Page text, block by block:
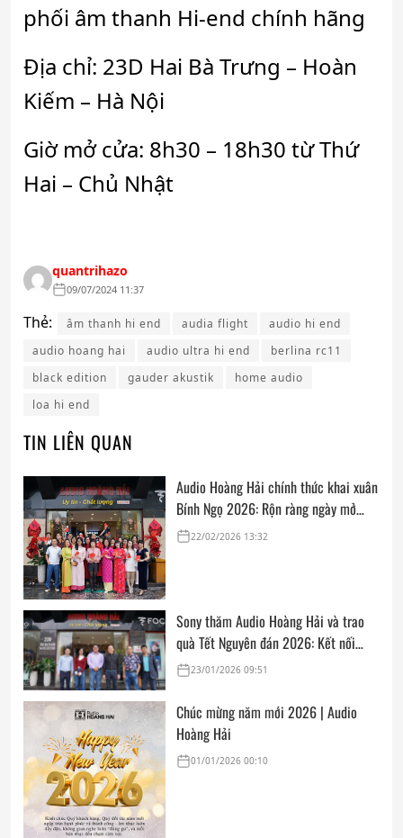
phối âm thanh Hi-end chính hãng
Địa chỉ: 23D Hai Bà Trưng – Hoàn
Kiếm – Hà Nội
Giờ mở cửa: 8h30 – 18h30 từ Thứ
Hai – Chủ Nhật
quantrihazo
09/07/2024 11:37
Thẻ: âm thanh hi end audia flight
audio hi end
audio hoang hai
audio ultra hi end
berlina rc11
black edition
gauder akustik
home audio
loa hi end
TIN LIÊN QUAN
Audio Hoàng Hải chính thức khai xuân
Bính Ngọ 2026: Rộn ràng ngày mở
cửa, trọn vẹn lời chúc đầu năm
22/02/2026 13:32
Sony thăm Audio Hoàng Hải và trao
quà Tết Nguyên đán 2026: Kết nối
thân tình, sẵn sàng cho mùa mua sắm
23/01/2026 09:51
Chúc mừng năm mới 2026 | Audio
Hoàng Hải
01/01/2026 00:10